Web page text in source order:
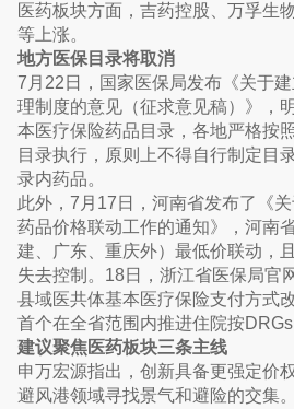
医药板块方面，吉药控股、万孚生
等上涨。
地方医保目录将取消
7月22日，国家医保局发布《关于
理制度的意见（征求意见稿）》，
本医疗保险药品目录，各地严格按
目录执行，原则上不得自行制定目
录内药品。
此外，7月17日，河南省发布了《
药品价格联动工作的通知》，河南
建、广东、重庆外）最低价联动，
失去控制。18日，浙江省医保局官
县域医共体基本医疗保险支付方式
首个在全省范围内推进住院按DRGs
建议聚焦医药板块三条主线
申万宏源指出，创新具备更强定价
避风港领域寻找景气和避险的交集